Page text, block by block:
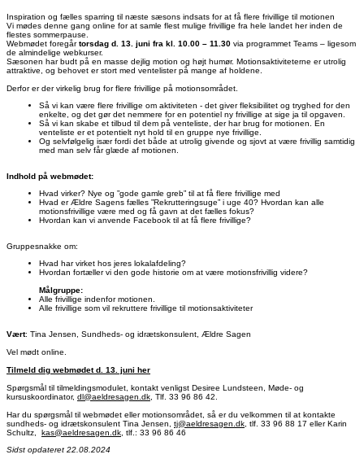
Inspiration og fælles sparring til næste sæsons indsats for at få flere frivillige til motionen
Vi mødes denne gang online for at samle flest mulige frivillige fra hele landet her inden de
flestes sommerpause.
Webmødet foregårtorsdag d. 13. juni fra kl. 10.00 – 11.30 via programmet Teams – ligesom
de almindelige webkurser.
Sæsonen har budt på en masse dejlig motion og højt humør. Motionsaktiviteterne er utrolig
attraktive, og behovet er stort med ventelister på mange af holdene.
Derfor er der virkelig brug for flere frivillige på motionsområdet.
Så vi kan være flere frivillige om aktiviteten - det giver fleksibilitet og tryghed for den
enkelte, og det gør det nemmere for en potentiel ny frivillige at sige ja til opgaven.
Så vi kan skabe et tilbud til dem på venteliste, der har brug for motionen. En
venteliste er et potentielt nyt hold til en gruppe nye frivillige.
Og selvfølgelig især fordi det både at utrolig givende og sjovt at være frivillig samtidig
med man selv får glæde af motionen.
Indhold på webmødet:
Hvad virker? Nye og ”gode gamle greb” til at få flere frivillige med
Hvad er Ældre Sagens fælles ”Rekrutteringsuge” i uge 40? Hvordan kan alle
motionsfrivillige være med og få gavn at det fælles fokus?
Hvordan kan vi anvende Facebook til at få flere frivillige?
Gruppesnakke om:
Hvad har virket hos jeres lokalafdeling?
Hvordan fortæller vi den gode historie om at være motionsfrivillig videre?
Målgruppe:
Alle frivillige indenfor motionen.
Alle frivillige som vil rekruttere frivillige til motionsaktiviteter
Vært: Tina Jensen, Sundheds- og idrætskonsulent, Ældre Sagen
Vel mødt online.
Tilmeld dig webmødet d. 13. juni her
Spørgsmål til tilmeldingsmodulet, kontakt venligst Desiree Lundsteen, Møde- og
kursuskoordinator, dl@aeldresagen.dk, Tlf. 33 96 86 42.
Har du spørgsmål til webmødet eller motionsområdet, så er du velkommen til at kontakte
sundheds- og idrætskonsulent Tina Jensen, tj@aeldresagen.dk, tlf. 33 96 88 17 eller Karin
Schultz, kas@aeldresagen.dk, tlf.: 33 96 86 46
Sidst opdateret 22.08.2024